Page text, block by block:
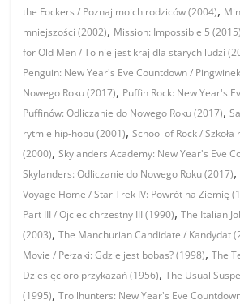
the Fockers / Poznaj moich rodziców (2004),
mniejszości (2002), Mission: Impossible 5 (2015)
for Old Men / To nie jest kraj dla starych ludzi
Penguin: New Year's Eve Countdown /
Nowego Roku (2017), Puffin Rock: New Year's
Puffinów: Odliczanie do Nowego Roku (2017),
rytmie hip-hopu (2001),School of Rock / Szkoła
(2000),Skylanders Academy: New Year's Eve
Skylanders: Odliczanie do Nowego Roku (2017),
Voyage Home / Star Trek IV: Powrót na Ziemię
Part III / Ojciec chrzestny III (1990),The Italian
(2003),The Manchurian Candidate / Kandydat
Movie / Pełzaki: Gdzie jest bobas? (1998),The
Dziesięcioro przykazań (1956),The Usual
(1995),Trollhunters: New Year's Eve